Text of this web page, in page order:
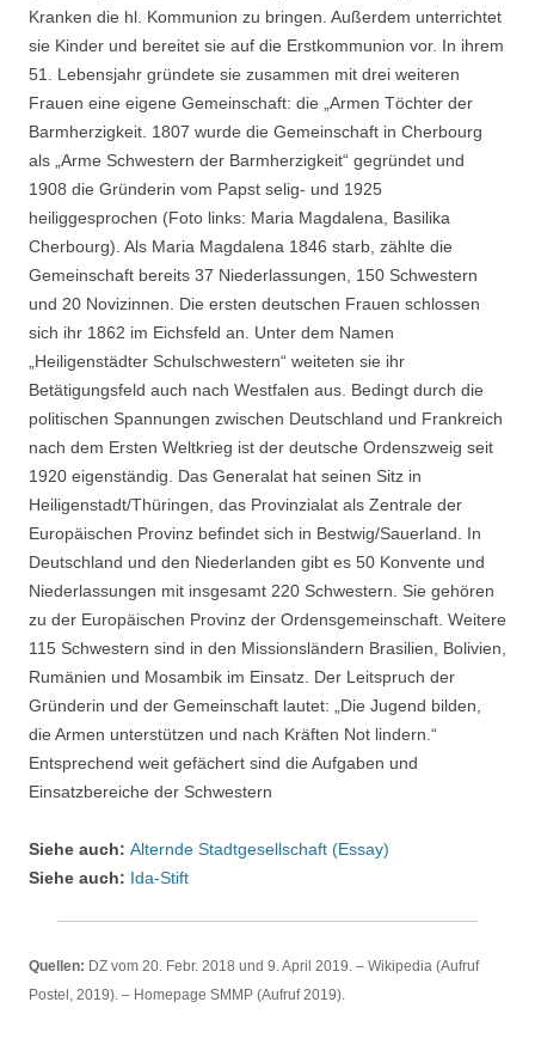
Kranken die hl. Kommunion zu bringen. Außerdem unterrichtet
sie Kinder und bereitet sie auf die Erstkommunion vor. In ihrem
51. Lebensjahr gründete sie zusammen mit drei weiteren
Frauen eine eigene Gemeinschaft: die „Armen Töchter der
Barmherzigkeit. 1807 wurde die Gemeinschaft in Cherbourg
als „Arme Schwestern der Barmherzigkeit“ gegründet und
1908 die Gründerin vom Papst selig- und 1925
heiliggesprochen (Foto links: Maria Magdalena, Basilika
Cherbourg). Als Maria Magdalena 1846 starb, zählte die
Gemeinschaft bereits 37 Niederlassungen, 150 Schwestern
und 20 Novizinnen. Die ersten deutschen Frauen schlossen
sich ihr 1862 im Eichsfeld an. Unter dem Namen
„Heiligenstädter Schulschwestern“ weiteten sie ihr
Betätigungsfeld auch nach Westfalen aus. Bedingt durch die
politischen Spannungen zwischen Deutschland und Frankreich
nach dem Ersten Weltkrieg ist der deutsche Ordenszweig seit
1920 eigenständig. Das Generalat hat seinen Sitz in
Heiligenstadt/Thüringen, das Provinzialat als Zentrale der
Europäischen Provinz befindet sich in Bestwig/Sauerland. In
Deutschland und den Niederlanden gibt es 50 Konvente und
Niederlassungen mit insgesamt 220 Schwestern. Sie gehören
zu der Europäischen Provinz der Ordensgemeinschaft. Weitere
115 Schwestern sind in den Missionsländern Brasilien, Bolivien,
Rumänien und Mosambik im Einsatz. Der Leitspruch der
Gründerin und der Gemeinschaft lautet: „Die Jugend bilden,
die Armen unterstützen und nach Kräften Not lindern.“
Entsprechend weit gefächert sind die Aufgaben und
Einsatzbereiche der Schwestern
Siehe auch: Alternde Stadtgesellschaft (Essay)
Siehe auch: Ida-Stift
Quellen: DZ vom 20. Febr. 2018 und 9. April 2019. – Wikipedia (Aufruf
Postel, 2019). – Homepage SMMP (Aufruf 2019).